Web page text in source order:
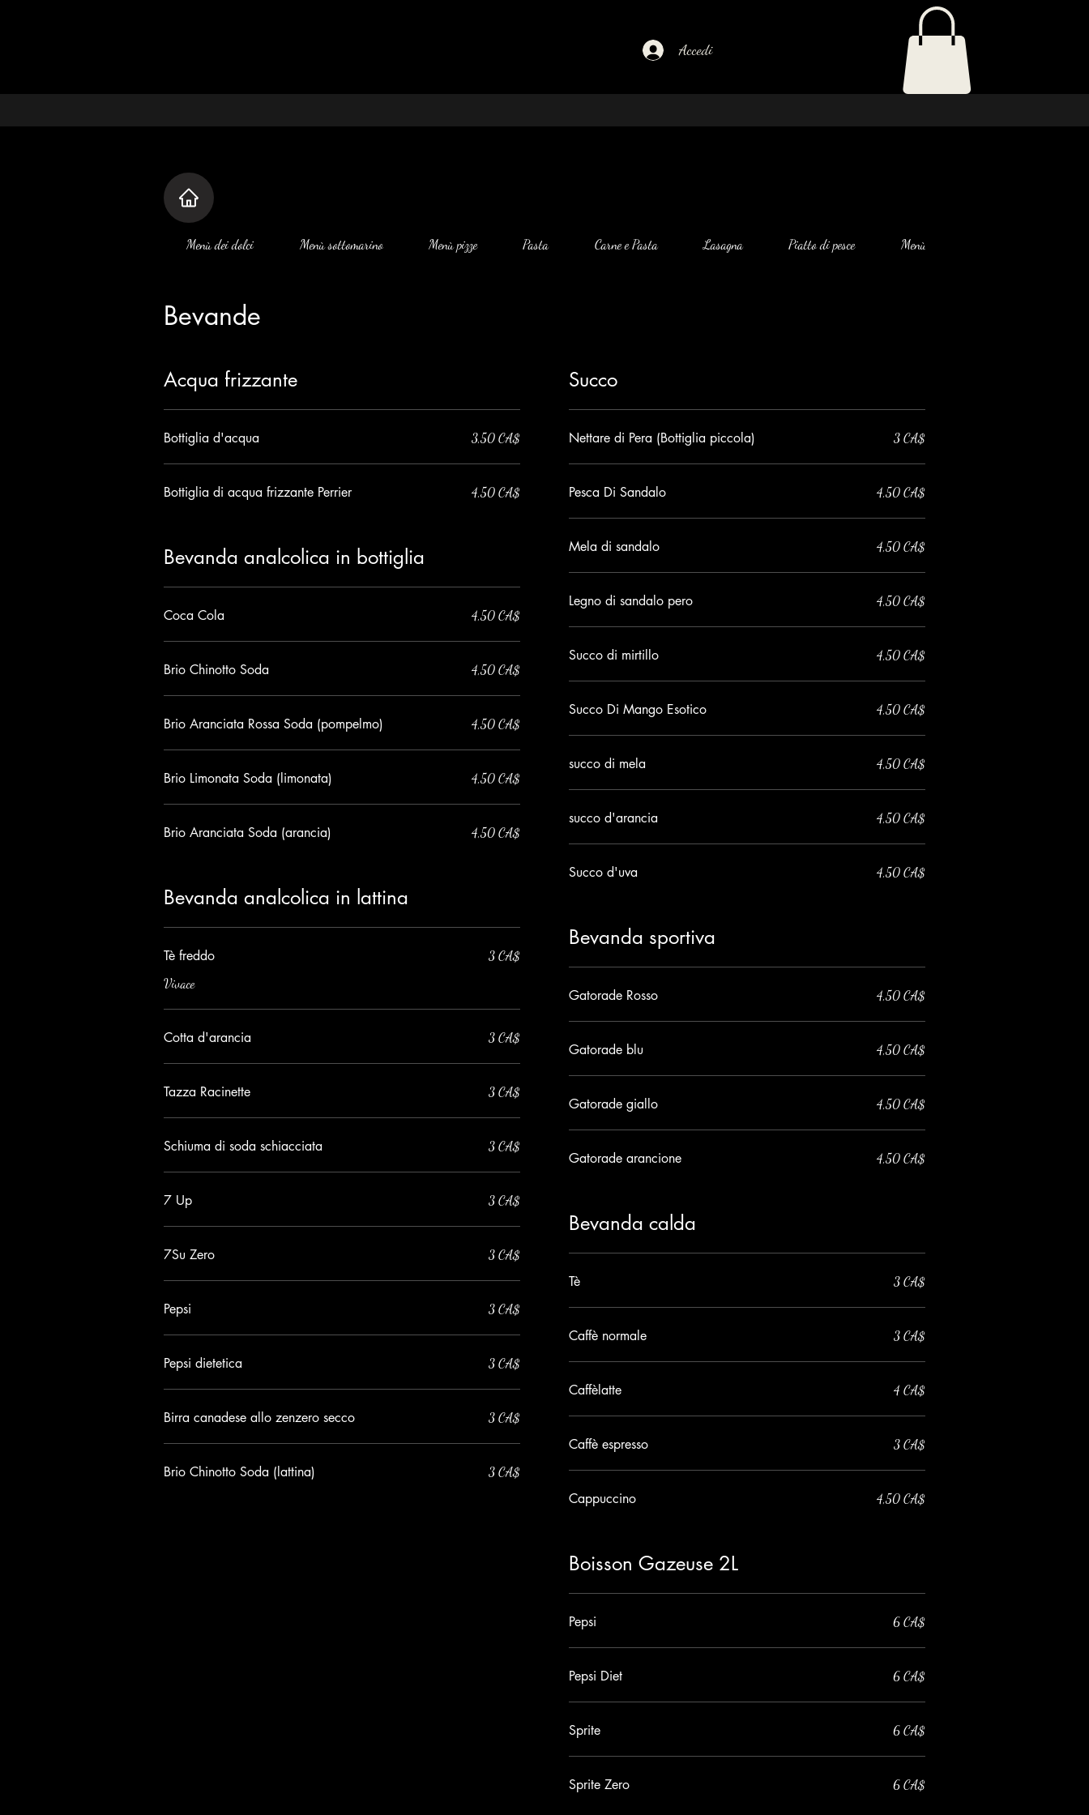
Accedi
Menù dei dolci Menù sottomarino Menù pizze Pasta Carne e Pasta Lasagna Piatto di pesce Menù di antipasti
Bevande
Acqua frizzante
Bottiglia d'acqua 3,50 CA$
Bottiglia di acqua frizzante Perrier 4,50 CA$
Bevanda analcolica in bottiglia
Coca Cola 4,50 CA$
Brio Chinotto Soda 4,50 CA$
Brio Aranciata Rossa Soda (pompelmo) 4,50 CA$
Brio Limonata Soda (limonata) 4,50 CA$
Brio Aranciata Soda (arancia) 4,50 CA$
Bevanda analcolica in lattina
Tè freddo
Vivace
3 CA$
Cotta d'arancia 3 CA$
Tazza Racinette 3 CA$
Schiuma di soda schiacciata 3 CA$
7 Up 3 CA$
7Su Zero 3 CA$
Pepsi 3 CA$
Pepsi dietetica 3 CA$
Birra canadese allo zenzero secco 3 CA$
Brio Chinotto Soda (lattina) 3 CA$
Succo
Nettare di Pera (Bottiglia piccola) 3 CA$
Pesca Di Sandalo 4,50 CA$
Mela di sandalo 4,50 CA$
Legno di sandalo pero 4,50 CA$
Succo di mirtillo 4,50 CA$
Succo Di Mango Esotico 4,50 CA$
succo di mela 4,50 CA$
succo d'arancia 4,50 CA$
Succo d'uva 4,50 CA$
Bevanda sportiva
Gatorade Rosso 4,50 CA$
Gatorade blu 4,50 CA$
Gatorade giallo 4,50 CA$
Gatorade arancione 4,50 CA$
Bevanda calda
Tè 3 CA$
Caffè normale 3 CA$
Caffèlatte 4 CA$
Caffè espresso 3 CA$
Cappuccino 4,50 CA$
Boisson Gazeuse 2L
Pepsi 6 CA$
Pepsi Diet 6 CA$
Sprite 6 CA$
Sprite Zero 6 CA$